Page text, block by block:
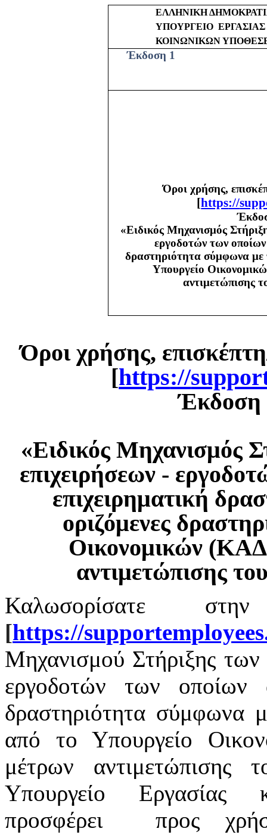
ΕΛΛΗΝΙΚΗ
ΥΠΟΥΡΓΕΙΟ
ΚΟΙΝΩΝΙΚΩΝ
Έκδοση 1
Όροι χρήσης,
[https://
«Ειδικός Μηχανισμός
εργοδοτών των οποίων
δραστηριότητα σύμφωνα με
Υπουργείο
αντιμετώπισης
Όροι χρήσης,
[https://
Έκδοση
«Ειδικός Μηχανισμός
επιχειρήσεων -
επιχειρηματική
οριζόμενες
Οικονομικών
αντιμετώπισης
Καλωσορίσατε
[https://supportemployees
Μηχανισμού Στήριξης
εργοδοτών των οποίων
δραστηριότητα σύμφωνα
από το Υπουργείο
μέτρων αντιμετώπισης
Υπουργείο Εργασίας
προσφέρει
προς